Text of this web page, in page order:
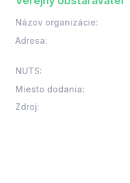
Názov organizácie:
Adresa:
NUTS:
Miesto dodania:
Zdroj: